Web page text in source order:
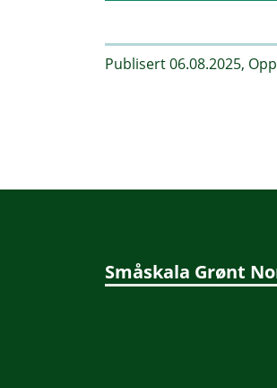
Publisert 06.08.2025,
Småskala Grønt